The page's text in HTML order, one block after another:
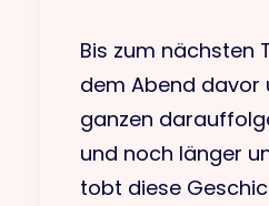
Bis zum nächsten
dem Abend davor
ganzen
und noch länger
tobt diese